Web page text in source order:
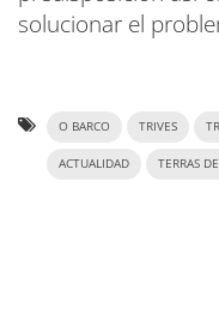
solucionar el
O BARCO TRIVES
ACTUALIDAD TERRAS